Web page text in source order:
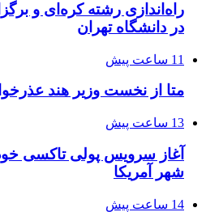
در دانشگاه تهران
11 ساعت پیش
متا از نخست وزیر هند
13 ساعت پیش
آغاز سرویس پولی تاکسی
شهر آمریکا
14 ساعت پیش